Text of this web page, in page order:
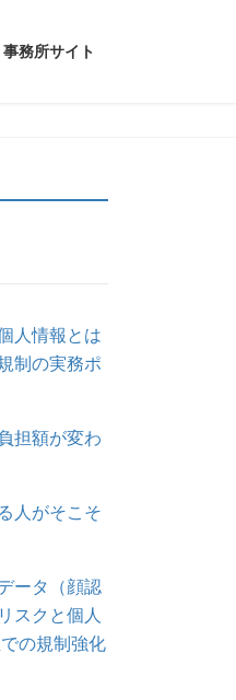
事務所サイト
人情報とは
制の実務ポ
担額が変わ
人がそこそ
ータ（顔認
スクと個人
の規制強化